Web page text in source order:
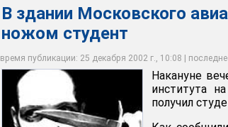
В здании Московского
ножом студент
время публикации: 25 декабря 2002 г., 10:08 |
Накануне
института
получил